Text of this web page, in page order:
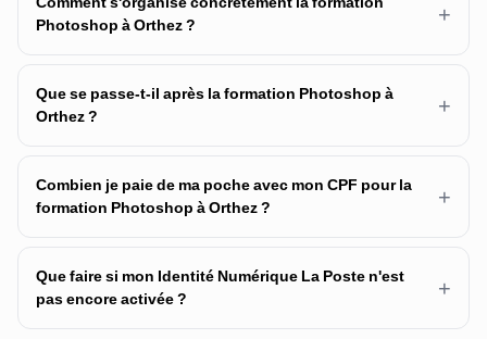
Photoshop à Orthez ?
+
Que se passe-t-il après la formation Photoshop à
Orthez ?
+
Combien je paie de ma poche avec mon CPF pour la
formation Photoshop à Orthez ?
+
Que faire si mon Identité Numérique La Poste n'est
pas encore activée ?
+